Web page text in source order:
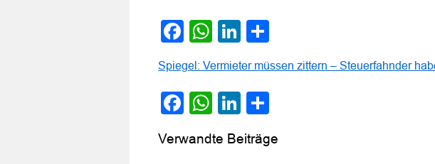
Facebook
WhatsApp
LinkedIn
Spiegel: Vermieter müssen zittern – Steuerfahnder
Facebook
WhatsApp
LinkedIn
Verwandte Beiträge